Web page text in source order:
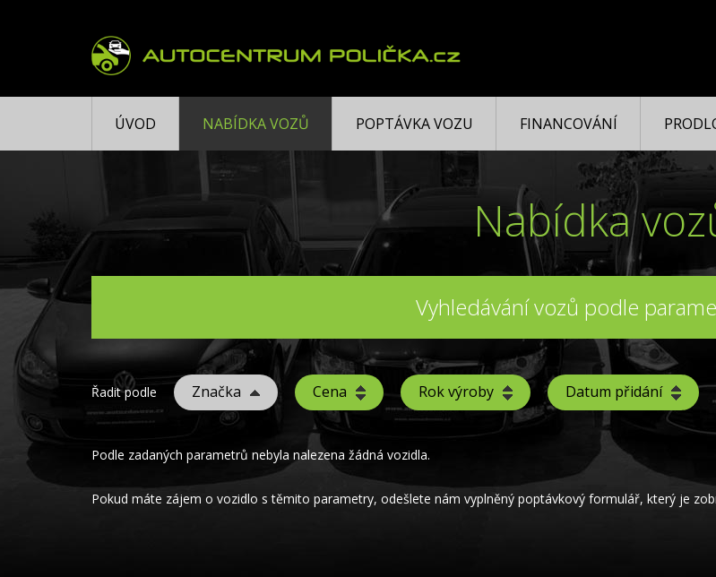
ÚVOD NABÍDKA VOZŮ POPTÁVKA VOZU FINANCOVÁNÍ
Nabídka
Vyhledávání vozů podle
Řadit podle Značka Cena Rok výroby Datum přidání
Podle zadaných parametrů nebyla nalezena žádná vozidla.
Pokud máte zájem o vozidlo s těmito parametry, odešlete nám vyplněný poptávkový formulář, který je